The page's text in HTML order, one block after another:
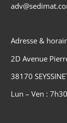
Adresse &
2D Avenue
38170
Lun – Ven :